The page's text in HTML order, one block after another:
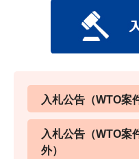
入札公告（WTO案
入札公告（WTO案
外）